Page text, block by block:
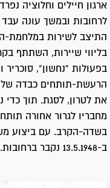
ארגון חיילים וחלוציה
לרחובות ובמשך עונה
התיצב לשירות במלחמת-
בליווי שיירות, השתתף
בפעולות "נחשון", סוכריר
הרעשת-תותחים כבדה של
את לטרון, לסגת. תוך כדי
מחבריו לגרור אחורה
בשדה-הקרב. עם ביצוע
ב-13.5.1948 נקבר ברחובות.